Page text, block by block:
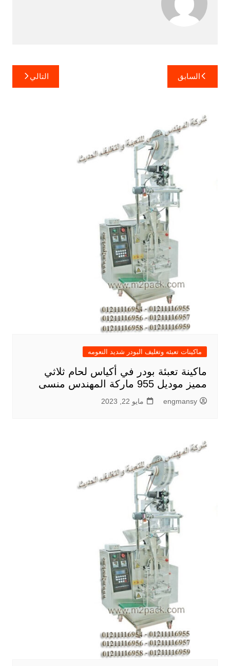
تصفّح
المقالات
السابق التالي
ماكينات تعبئه وتغليف البودر شديد النعومه
ماكينة تعبئة بودر في أكياس لحام ثلاثي
مميز موديل 955 ماركة المهندس منسى
engmansy مايو 22, 2023